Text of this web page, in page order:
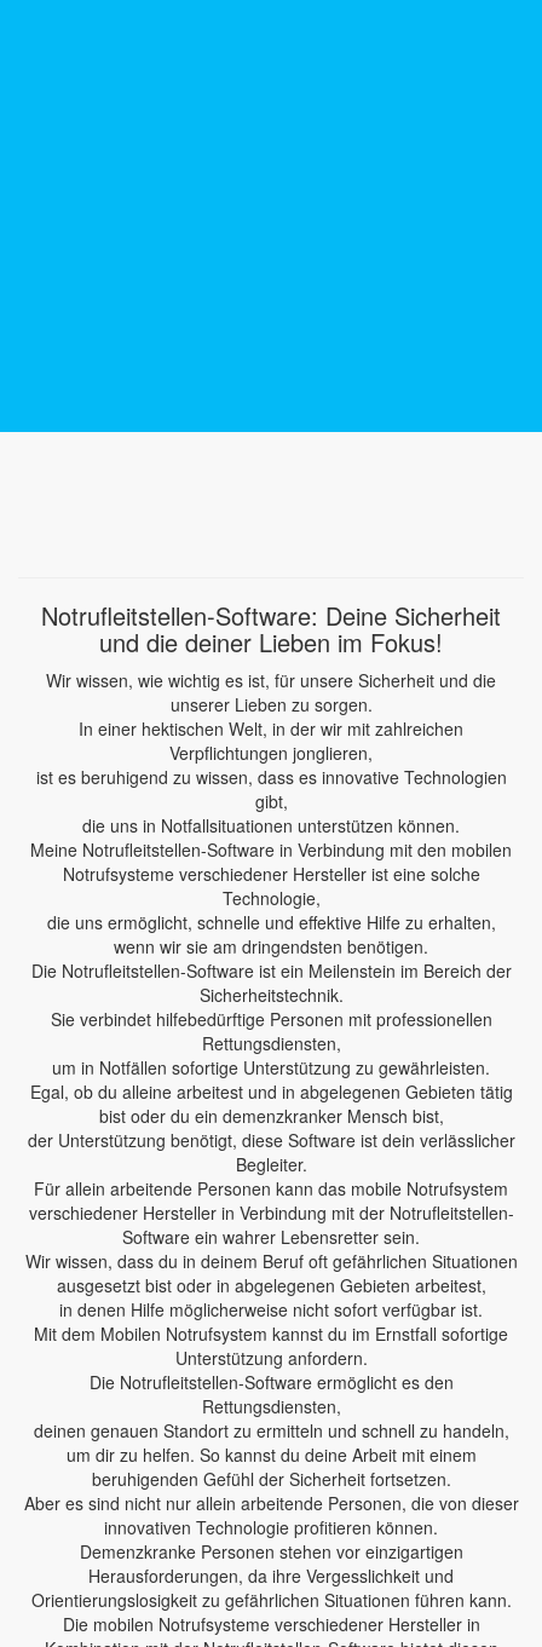
Notrufleitstellen-Software: Deine Sicherheit
und die deiner Lieben im Fokus!
Wir wissen, wie wichtig es ist, für unsere Sicherheit und die
unserer Lieben zu sorgen.
In einer hektischen Welt, in der wir mit zahlreichen
Verpflichtungen jonglieren,
ist es beruhigend zu wissen, dass es innovative Technologien
gibt,
die uns in Notfallsituationen unterstützen können.
Meine Notrufleitstellen-Software in Verbindung mit den mobilen
Notrufsysteme verschiedener Hersteller ist eine solche
Technologie,
die uns ermöglicht, schnelle und effektive Hilfe zu erhalten,
wenn wir sie am dringendsten benötigen.
Die Notrufleitstellen-Software ist ein Meilenstein im Bereich der
Sicherheitstechnik.
Sie verbindet hilfebedürftige Personen mit professionellen
Rettungsdiensten,
um in Notfällen sofortige Unterstützung zu gewährleisten.
Egal, ob du alleine arbeitest und in abgelegenen Gebieten tätig
bist oder du ein demenzkranker Mensch bist,
der Unterstützung benötigt, diese Software ist dein verlässlicher
Begleiter.
Für allein arbeitende Personen kann das mobile Notrufsystem
verschiedener Hersteller in Verbindung mit der Notrufleitstellen-
Software ein wahrer Lebensretter sein.
Wir wissen, dass du in deinem Beruf oft gefährlichen Situationen
ausgesetzt bist oder in abgelegenen Gebieten arbeitest,
in denen Hilfe möglicherweise nicht sofort verfügbar ist.
Mit dem Mobilen Notrufsystem kannst du im Ernstfall sofortige
Unterstützung anfordern.
Die Notrufleitstellen-Software ermöglicht es den
Rettungsdiensten,
deinen genauen Standort zu ermitteln und schnell zu handeln,
um dir zu helfen. So kannst du deine Arbeit mit einem
beruhigenden Gefühl der Sicherheit fortsetzen.
Aber es sind nicht nur allein arbeitende Personen, die von dieser
innovativen Technologie profitieren können.
Demenzkranke Personen stehen vor einzigartigen
Herausforderungen, da ihre Vergesslichkeit und
Orientierungslosigkeit zu gefährlichen Situationen führen kann.
Die mobilen Notrufsysteme verschiedener Hersteller in